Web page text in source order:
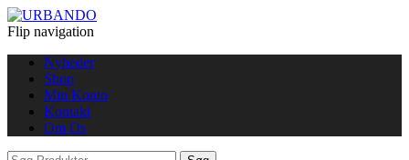
Flip navigation
Nyheder
Shop
Min Konto
Kontakt
Om Os